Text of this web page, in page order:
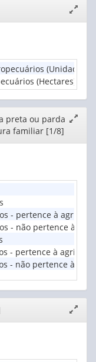
janela
(Unidades)
(Hectares)
preta ou parda
familiar [1/8]
- pertence à
- não pertence à
- pertence à
- não pertence à
janela